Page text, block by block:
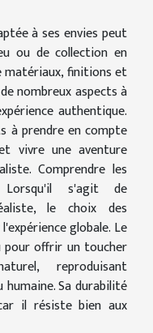
à ses envies peut
ou de collection en
matériaux, finitions et
nombreux aspects à
authentique.
à prendre en compte
vivre une aventure
Comprendre les
s'agit de
le choix des
globale. Le
pour offrir un toucher
reproduisant
Sa durabilité
il résiste bien aux